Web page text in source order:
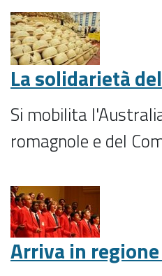
La solidarietà
Si mobilita
romagnole e del
Arriva in